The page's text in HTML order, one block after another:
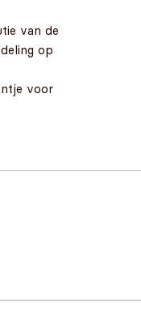
van de
op
voor